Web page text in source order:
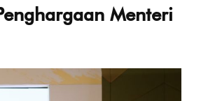
Menteri